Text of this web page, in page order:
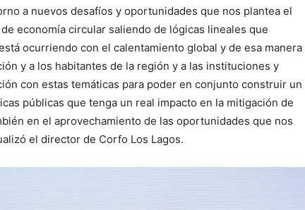
a nuevos desafíos y oportunidades que nos plantea el
economía circular saliendo de lógicas lineales que
ocurriendo con el calentamiento global y de esa manera
y a los habitantes de la región y a las instituciones y
con estas temáticas para poder en conjunto construir un
públicas que tenga un real impacto en la mitigación de
en el aprovechamiento de las oportunidades que nos
el director de Corfo Los Lagos.